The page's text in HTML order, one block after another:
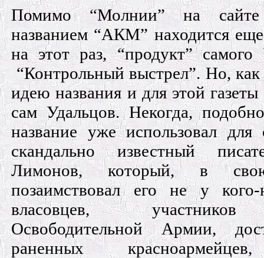
Помимо “Молнии” на
названием “АКМ” находится еще
на этот раз, “продукт” самого
“Контрольный выстрел”. Но, как
идею названия и для этой
сам Удальцов. Некогда,
название уже использовал для
скандально известный
Лимонов, который, в
позаимствовал его не у
власовцев,
Освободительной Армии,
раненных